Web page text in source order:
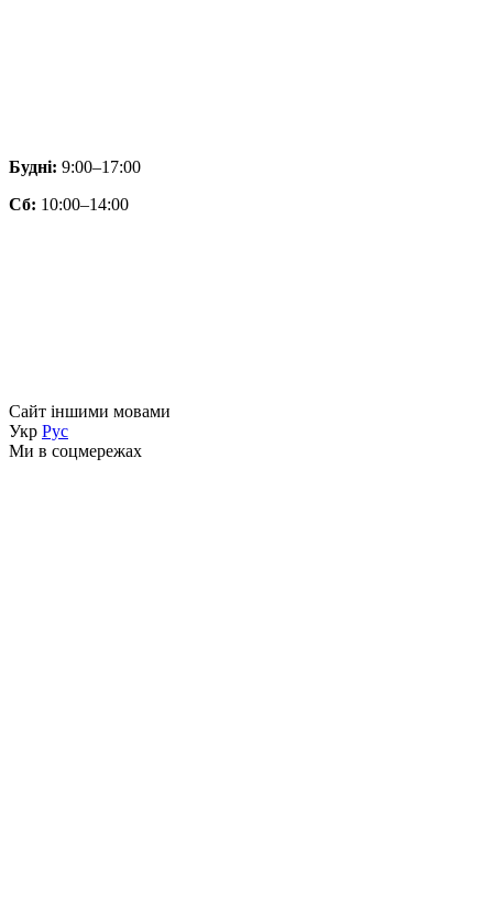
Будні: 9:00–17:00
Сб: 10:00–14:00
Сайт іншими мовами
Укр Рус
Ми в соцмережах